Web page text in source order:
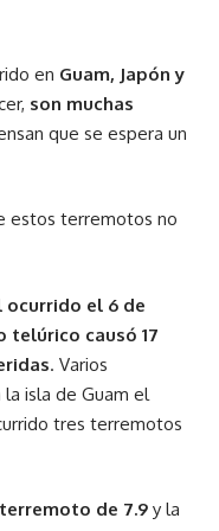
en Guam, Japón y
son muchas
que se espera un
estos terremotos no
ocurrido el 6 de
telúrico causó 17
. Varios
isla de Guam el
tres terremotos
de 7.9 y la